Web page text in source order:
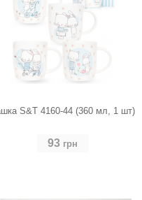
S&T 4160-44 (360 мл, 1 шт)
93 грн